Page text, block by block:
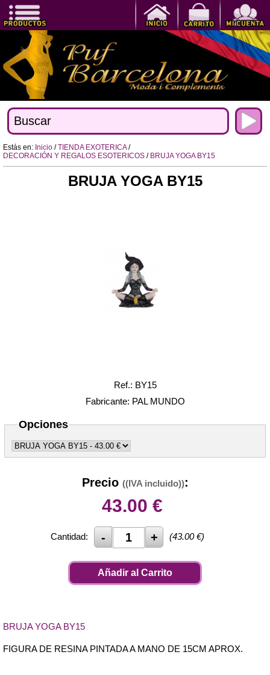
Estás en: Inicio /TIENDA EXOTERICA/
DECORACIÓN Y REGALOS ESOTERICOS / BRUJA YOGA BY15
BRUJA YOGA BY15
Ref.: BY15
Fabricante: PAL MUNDO
Opciones
Precio ((IVA incluido)):
43.00 €
Cantidad: (43.00€)
Añadir al Carrito
BRUJA YOGA BY15
FIGURA DE RESINA PINTADA A MANO DE 15CM APROX.